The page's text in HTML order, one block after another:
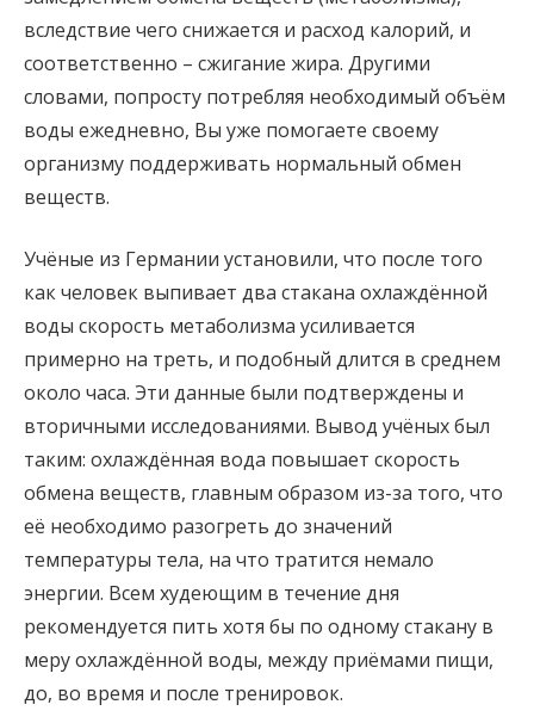
вследствие чего снижается и расход калорий, и
соответственно – сжигание жира. Другими
словами, попросту потребляя необходимый объём
воды ежедневно, Вы уже помогаете своему
организму поддерживать нормальный обмен
веществ.
Учёные из Германии установили, что после того
как человек выпивает два стакана охлаждённой
воды скорость метаболизма усиливается
примерно на треть, и подобный длится в среднем
около часа. Эти данные были подтверждены и
вторичными исследованиями. Вывод учёных был
таким: охлаждённая вода повышает скорость
обмена веществ, главным образом из-за того, что
её необходимо разогреть до значений
температуры тела, на что тратится немало
энергии. Всем худеющим в течение дня
рекомендуется пить хотя бы по одному стакану в
меру охлаждённой воды, между приёмами пищи,
до, во время и после тренировок.